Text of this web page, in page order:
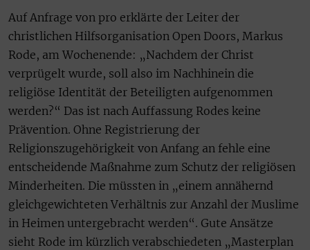
Auf Anfrage von pro erklärte der Leiter der
christlichen Hilfsorganisation Open Doors, Markus
Rode, am Wochenende: „Nachdem der Christ
verprügelt wurde, soll also im Nachhinein die
religiöse Identität der Beteiligten aufgenommen
werden?“ Das ist nach Auffassung Rodes keine
Prävention. Ohne Registrierung der
Religionszugehörigkeit von Anfang an fehle eine
entscheidende Maßnahme zum Schutz der religiösen
Minderheiten. Die müssten in „einem annähernd
gleichgewichteten Verhältnis zur Anzahl der Muslime
in Heimen untergebracht werden“. Gute Ansätze
sieht Rode im kürzlich verabschiedeten „Masterplan